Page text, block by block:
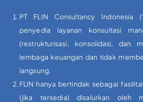
PT FLIN Consultancy Indonesia
penyedia layanan konsultasi
(restrukturisasi, konsolidasi, dan
lembaga keuangan dan tidak
langsung.
FLIN hanya bertindak sebagai
(jika tersedia) disalurkan oleh